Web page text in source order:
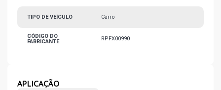
TIPO DE VEÍCULO Carro
CÓDIGO DO
FABRICANTE
RPFX00990
APLICAÇÃO